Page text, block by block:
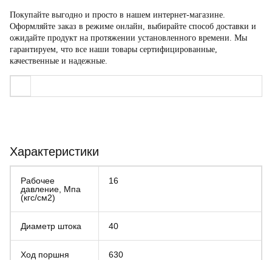
Покупайте выгодно и просто в нашем интернет-магазине.
Оформляйте заказ в режиме онлайн, выбирайте способ доставки и
ожидайте продукт на протяжении установленного времени. Мы
гарантируем, что все наши товары сертифицированные,
качественные и надежные.
Характеристики
Рабочее
давление, Мпа
(кгс/см2)
16
Диаметр штока 40
Ход поршня 630